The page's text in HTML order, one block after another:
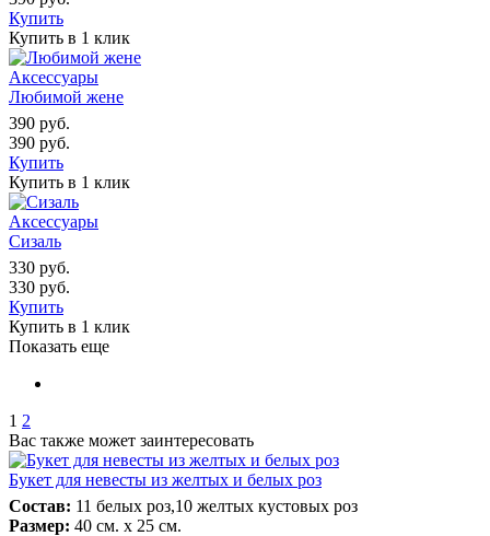
Купить
Купить в 1 клик
Аксессуары
Любимой жене
390 руб.
390 руб.
Купить
Купить в 1 клик
Аксессуары
Сизаль
330 руб.
330 руб.
Купить
Купить в 1 клик
Показать еще
1 2
Вас также может заинтересовать
Букет для невесты из желтых и белых роз
Состав: 11 белых роз,10 желтых кустовых роз
Размер: 40 см. х 25 см.